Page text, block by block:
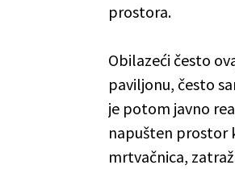
prostora.
Obilazeći često
paviljonu, često
je potom javno
napušten prostor
mrtvačnica,